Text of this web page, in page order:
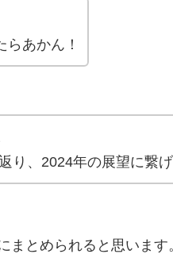
らあかん！
り、2024年の展望に繋
とめられると思います